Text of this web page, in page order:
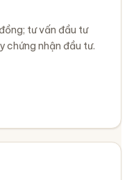
tư vấn đầu tư
chứng nhận đầu tư.